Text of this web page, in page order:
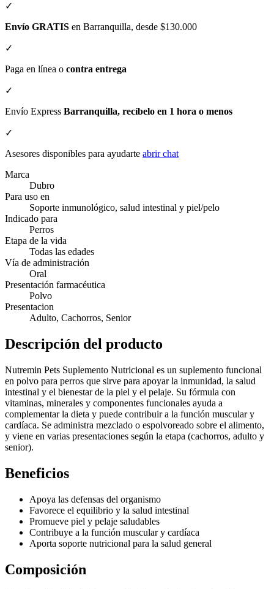
✓
Envío GRATIS en Barranquilla, desde $130.000
✓
Paga en línea o contra entrega
✓
Envío Express Barranquilla, recíbelo en 1 hora o menos
✓
Asesores disponibles para ayudarte abrir chat
Marca
Dubro
Para uso en
Soporte inmunológico, salud intestinal y piel/pelo
Indicado para
Perros
Etapa de la vida
Todas las edades
Vía de administración
Oral
Presentación farmacéutica
Polvo
Presentacion
Adulto, Cachorros, Senior
Descripción del producto
Nutremin Pets Suplemento Nutricional es un suplemento funcional
en polvo para perros que sirve para apoyar la inmunidad, la salud
intestinal y el bienestar de la piel y el pelaje. Su fórmula con
vitaminas, minerales y componentes funcionales ayuda a
complementar la dieta y puede contribuir a la función muscular y
cardíaca. Se administra mezclado o espolvoreado sobre el alimento,
y viene en varias presentaciones según la etapa (cachorros, adulto y
senior).
Beneficios
Apoya las defensas del organismo
Favorece el equilibrio y la salud intestinal
Promueve piel y pelaje saludables
Contribuye a la función muscular y cardíaca
Aporta soporte nutricional para la salud general
Composición